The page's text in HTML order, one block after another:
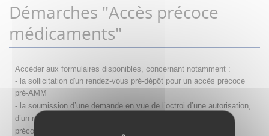
Démarches "Accès précoce
médicaments"
Accéder aux formulaires disponibles, concernant notamment :
- la sollicitation d'un rendez-vous pré-dépôt pour un accès précoce
pré-AMM
- la soumission d’une demande en vue de l’octroi d’une autorisation,
d’un renouvellement, d’une modification ou d’un retrait d'accès
précoce